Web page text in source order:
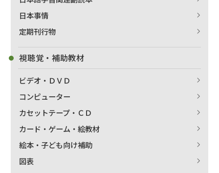
出版社名で絞り込む
日本事情
定期刊行物
視聴覚・補助教材
ビデオ・ＤＶＤ
コンピューター
カセットテープ・ＣＤ
カード・ゲーム・絵教材
絵本・子ども向け補助
図表